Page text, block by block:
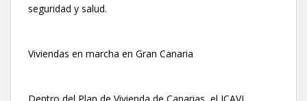
seguridad y salud.
Viviendas en marcha en Gran Canaria
Dentro del Plan de Vivienda de Canarias, el ICAVI